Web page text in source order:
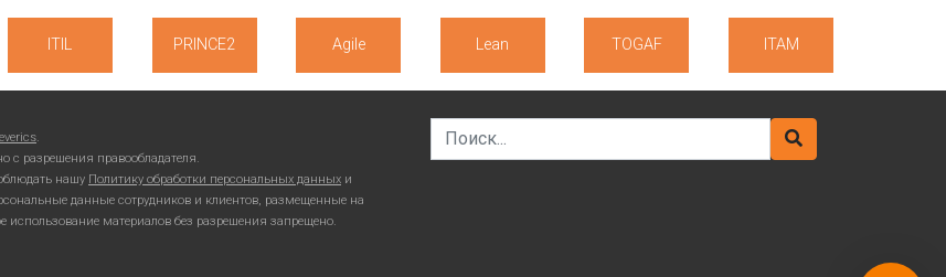
ITIL PRINCE2 Agile Lean TOGAF ITAM
.
с разрешения правообладателя.
нашу Политику обработки персональных данных и
данные сотрудников и клиентов, размещенные на
материалов без разрешения запрещено.
Search for